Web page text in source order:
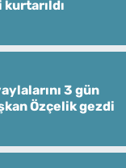
kurtarıldı
3 gün
Özçelik gezdi